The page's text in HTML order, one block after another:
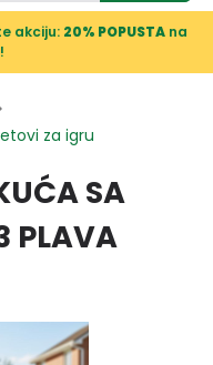
akciju: 20% POPUSTAna
!
za igru
SA
PLAVA